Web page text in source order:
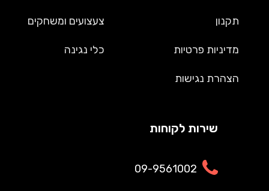
תקנון
מדיניות פרטיות
הצהרת נגישות
צעצועים ומשחקים
כלי נגינה
שירות לקוחות
09-9561002